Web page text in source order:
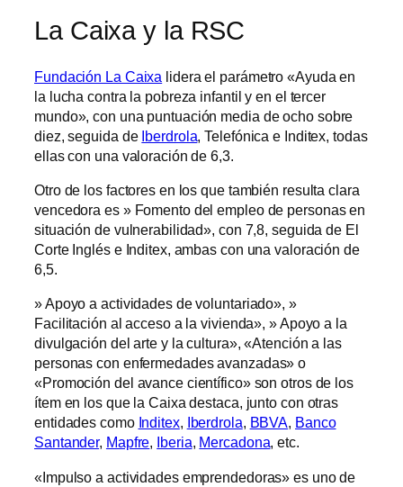
La Caixa y la RSC
Fundación La Caixa lidera el parámetro «Ayuda en
la lucha contra la pobreza infantil y en el tercer
mundo», con una puntuación media de ocho sobre
diez, seguida de Iberdrola, Telefónica e Inditex, todas
ellas con una valoración de 6,3.
Otro de los factores en los que también resulta clara
vencedora es » Fomento del empleo de personas en
situación de vulnerabilidad», con 7,8, seguida de El
Corte Inglés e Inditex, ambas con una valoración de
6,5.
» Apoyo a actividades de voluntariado», »
Facilitación al acceso a la vivienda», » Apoyo a la
divulgación del arte y la cultura», «Atención a las
personas con enfermedades avanzadas» o
«Promoción del avance científico» son otros de los
ítem en los que la Caixa destaca, junto con otras
entidades como Inditex, Iberdrola, BBVA, Banco
Santander, Mapfre, Iberia, Mercadona, etc.
«Impulso a actividades emprendedoras» es uno de